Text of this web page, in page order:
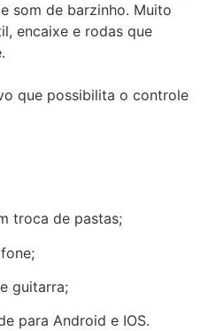
som de barzinho. Muito
encaixe e rodas que
que possibilita o controle
troca de pastas;
guitarra;
para Android e IOS.